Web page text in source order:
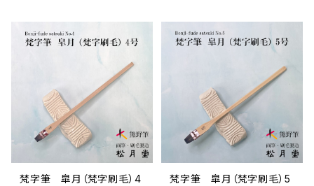
梵字筆 皐月（梵字刷毛）4 梵字筆 皐月（梵字刷毛）5